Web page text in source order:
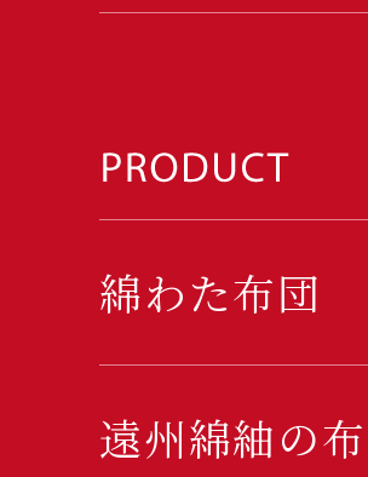
綿わた布団
遠州綿紬の